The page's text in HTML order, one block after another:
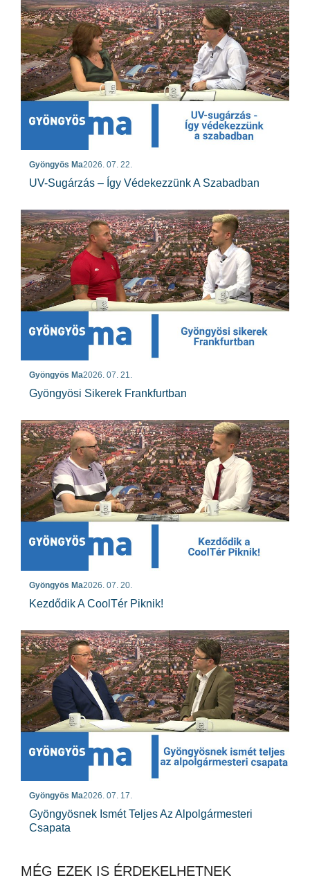
Gyöngyös Ma2026. 07. 22.
UV-Sugárzás – Így Védekezzünk A Szabadban
Gyöngyös Ma2026. 07. 21.
Gyöngyösi Sikerek Frankfurtban
Gyöngyös Ma2026. 07. 20.
Kezdődik A CoolTér Piknik!
Gyöngyös Ma2026. 07. 17.
Gyöngyösnek Ismét Teljes Az Alpolgármesteri
Csapata
MÉG EZEK IS ÉRDEKELHETNEK